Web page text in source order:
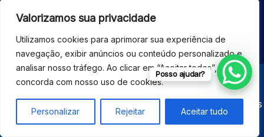
Valorizamos sua privacidade
Utilizamos cookies para aprimorar sua experiência de
navegação, exibir anúncios ou conteúdo personalizado e
analisar nosso tráfego. Ao clicar em “Aceitar todos”, você
concorda com nosso uso de cookies.
Personalizar Rejeitar Aceitar tudo
(62) 98610-7777
© 2026 - ASSISTÊNCIA TÉCNICA ESPECIALIZADA
EQUIPAMENTOS BRUKER - Todos os direitos reservados
Posso ajudar?